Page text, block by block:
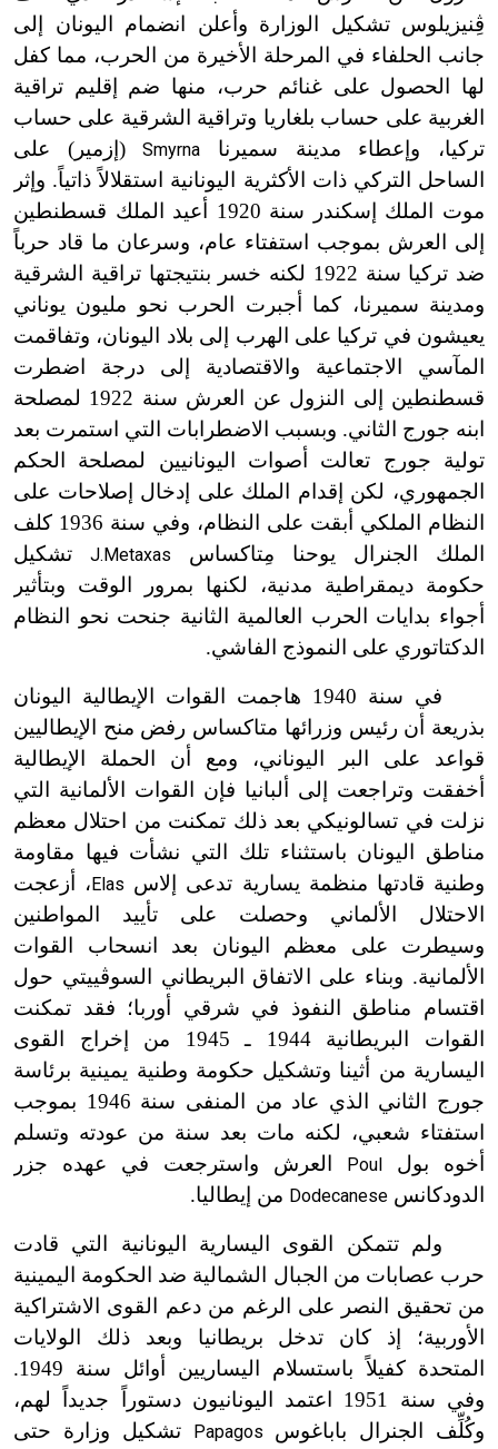
ڤِنيزيلوس تشكيل الوزارة وأعلن انضمام اليونان إلى
جانب الحلفاء في المرحلة الأخيرة من الحرب، مما كفل
لها الحصول على غنائم حرب، منها ضم إقليم تراقية
الغربية على حساب بلغاريا وتراقية الشرقية على حساب
تركيا، وإعطاء مدينة سميرنا Smyrna(إزمير) على
الساحل التركي ذات الأكثرية اليونانية استقلالاً ذاتياً. وإثر
موت الملك إسكندر سنة 1920 أعيد الملك قسطنطين
إلى العرش بموجب استفتاء عام، وسرعان ما قاد حرباً
ضد تركيا سنة 1922 لكنه خسر بنتيجتها تراقية الشرقية
ومدينة سميرنا، كما أجبرت الحرب نحو مليون يوناني
يعيشون في تركيا على الهرب إلى بلاد اليونان، وتفاقمت
المآسي الاجتماعية والاقتصادية إلى درجة اضطرت
قسطنطين إلى النزول عن العرش سنة 1922 لمصلحة
ابنه جورج الثاني. وبسبب الاضطرابات التي استمرت بعد
تولية جورج تعالت أصوات اليونانيين لمصلحة الحكم
الجمهوري، لكن إقدام الملك على إدخال إصلاحات على
النظام الملكي أبقت على النظام، وفي سنة 1936 كلف
الملك الجنرال يوحنا مِتاكساس
J.Metaxas تشكيل
حكومة ديمقراطية مدنية، لكنها بمرور الوقت وبتأثير
أجواء بدايات الحرب العالمية الثانية جنحت نحو النظام
الدكتاتوري على النموذج الفاشي.
في سنة 1940 هاجمت القوات الإيطالية اليونان
بذريعة أن رئيس وزرائها متاكساس رفض منح الإيطاليين
قواعد على البر اليوناني، ومع أن الحملة الإيطالية
أخفقت وتراجعت إلى ألبانيا فإن القوات الألمانية التي
نزلت في تسالونيكي بعد ذلك تمكنت من احتلال معظم
مناطق اليونان باستثناء تلك التي نشأت فيها مقاومة
وطنية قادتها منظمة يسارية تدعى إلاس Elas ، أزعجت
الاحتلال الألماني وحصلت على تأييد المواطنين
وسيطرت على معظم اليونان بعد انسحاب القوات
الألمانية. وبناء على الاتفاق البريطاني السوڤييتي حول
اقتسام مناطق النفوذ في شرقي أوربا؛ فقد تمكنت
القوات البريطانية 1944 ـ 1945 من إخراج القوى
اليسارية من أثينا وتشكيل حكومة وطنية يمينية برئاسة
جورج الثاني الذي عاد من المنفى سنة 1946 بموجب
استفتاء شعبي، لكنه مات بعد سنة من عودته وتسلم
أخوه بول
Poul
العرش واسترجعت في عهده جزر
الدودكانس Dodecanese من إيطاليا.
ولم تتمكن القوى اليسارية اليونانية التي قادت
حرب عصابات من الجبال الشمالية ضد الحكومة اليمينية
من تحقيق النصر على الرغم من دعم القوى الاشتراكية
الأوربية؛ إذ كان تدخل بريطانيا وبعد ذلك الولايات
المتحدة كفيلاً باستسلام اليساريين أوائل سنة 1949.
وفي سنة 1951 اعتمد اليونانيون دستوراً جديداً لهم،
وكُلِّف الجنرال باباغوس Papagos
تشكيل وزارة حتى